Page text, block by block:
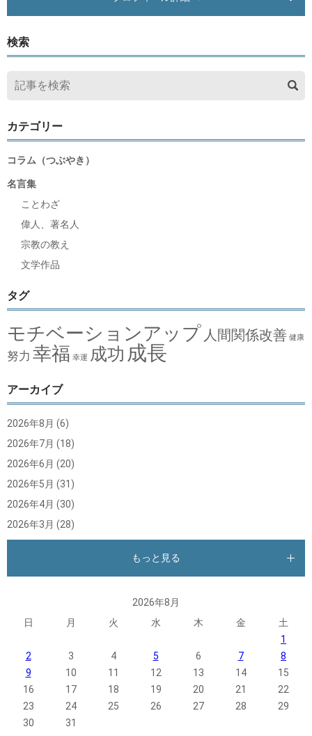
検索
カテゴリー
コラム（つぶやき）
名言集
ことわざ
偉人、著名人
宗教の教え
文学作品
タグ
モチベーションアップ 人間関係改善 健康
努力 幸福 幸運 成功 成長
アーカイブ
2026年8月 (6)
2026年7月 (18)
2026年6月 (20)
2026年5月 (31)
2026年4月 (30)
2026年3月 (28)
もっと見る
2026年8月
日
月 火 水 木 金
土
1
2
3 4 5 6 7
8
9
10 11 12 13 14
15
16
17 18 19 20 21
22
23
24 25 26 27 28
29
30
31